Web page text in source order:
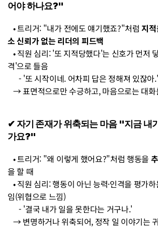
어야 하나요?"
   • 트리거: "내가 전에도 얘기했죠?"처럼
지
소 신뢰가 없는 리더의 피드백
   • 직원 심리: '또 지적당했다'는 신호가 먼저 닿아, 조언을 '공
격'으로 들음
      - '또 시작이네. 어차피 답은 정해져 있잖아.'
→ 표면적으로만 수긍하고, 마음으로는 대
✔︎ 자기 존재가 위축되는 마음 "지금 내
가요?"
   • 트리거: "왜 이렇게 했어요?"처럼 행동을
을 할 때
   • 직원 심리: 행동이 아닌 능력·인격을 평가하는 것으로 받아들
임(위협으로 느낌)
      - '결국 내가 일을 못한다는 거구나.'
→ 변명하거나 위축되어, 정작 일 이야기는